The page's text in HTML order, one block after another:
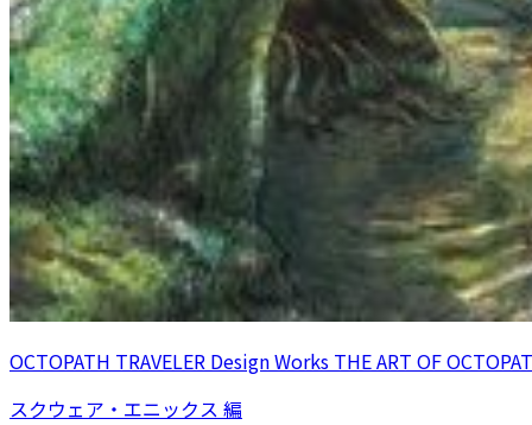
OCTOPATH TRAVELER Design Works THE ART OF
スクウェア・エニックス 編